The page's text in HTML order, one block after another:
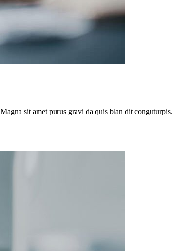
sit amet purus gravi da quis blan dit conguturpis.